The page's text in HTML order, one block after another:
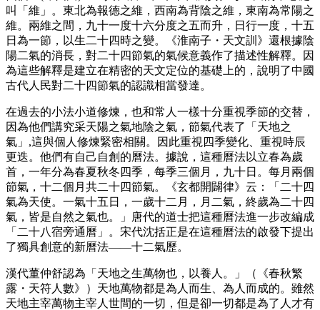
叫「維」。東北為報德之維，西南為背陰之維，東南為常陽之
維。兩維之間，九十一度十六分度之五而升，日行一度，十五
日為一節，以生二十四時之變。《淮南子・天文訓》還根據陰
陽二氣的消長，對二十四節氣的氣候意義作了描述性解釋。因
為這些解釋是建立在精密的天文定位的基礎上的，說明了中國
古代人民對二十四節氣的認識相當發達。
在過去的小法小道修煉，也和常人一樣十分重視季節的交替，
因為他們講究采天陽之氣地陰之氣，節氣代表了「天地之
氣」,這與個人修煉緊密相關。因此重視四季變化、重視時辰
更迭。他們有自己自創的曆法。據說，這種曆法以立春為歲
首，一年分為春夏秋冬四季，每季三個月，九十日。每月兩個
節氣，十二個月共二十四節氣。《玄都開闢律》云：「二十四
氣為天使。一氣十五日，一歲十二月，月二氣，終歲為二十四
氣，皆是自然之氣也。」唐代的道士把這種曆法進一步改編成
「二十八宿旁通曆」。宋代沈括正是在這種曆法的啟發下提出
了獨具創意的新曆法――十二氣歷。
漢代董仲舒認為「天地之生萬物也，以養人。」（《春秋繁
露・天符人數》）天地萬物都是為人而生、為人而成的。雖然
天地主宰萬物主宰人世間的一切，但是卻一切都是為了人才有